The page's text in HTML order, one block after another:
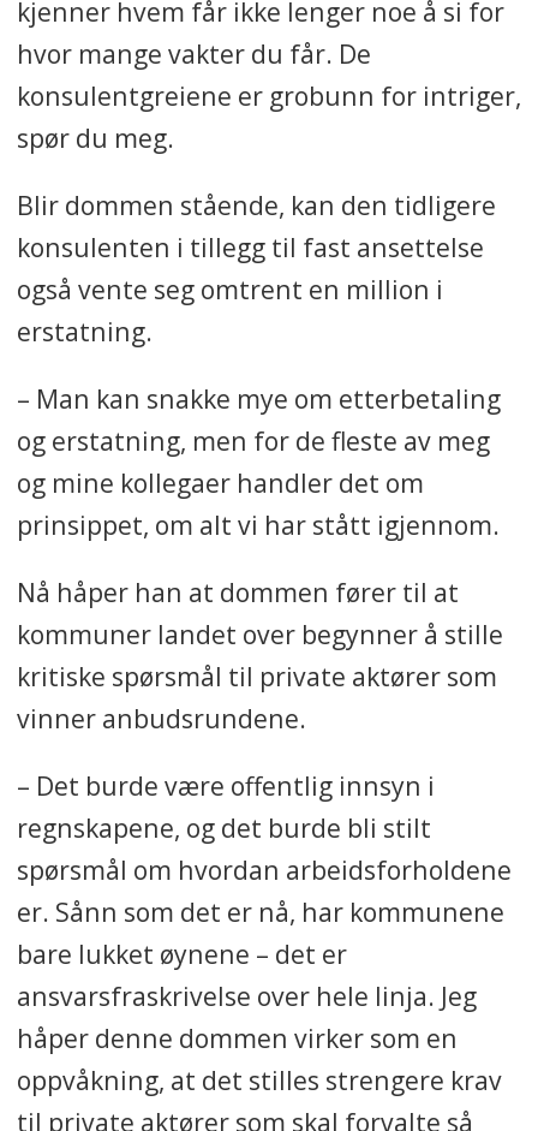
kjenner hvem får ikke lenger noe å si for
hvor mange vakter du får. De
konsulentgreiene er grobunn for intriger,
spør du meg.
Blir dommen stående, kan den tidligere
konsulenten i tillegg til fast ansettelse
også vente seg omtrent en million i
erstatning.
– Man kan snakke mye om etterbetaling
og erstatning, men for de fleste av meg
og mine kollegaer handler det om
prinsippet, om alt vi har stått igjennom.
Nå håper han at dommen fører til at
kommuner landet over begynner å stille
kritiske spørsmål til private aktører som
vinner anbudsrundene.
– Det burde være offentlig innsyn i
regnskapene, og det burde bli stilt
spørsmål om hvordan arbeidsforholdene
er. Sånn som det er nå, har kommunene
bare lukket øynene – det er
ansvarsfraskrivelse over hele linja. Jeg
håper denne dommen virker som en
oppvåkning, at det stilles strengere krav
til private aktører som skal forvalte så